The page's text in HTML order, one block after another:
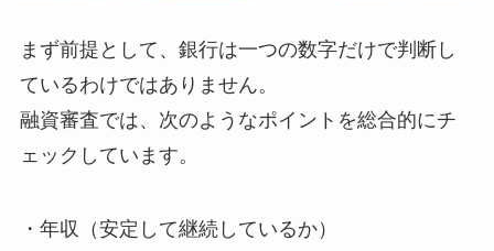
まず前提として、銀行は一つの数字だけで判断し
ているわけではありません。
融資審査では、次のようなポイントを総合的にチ
ェックしています。
・年収（安定して継続しているか）